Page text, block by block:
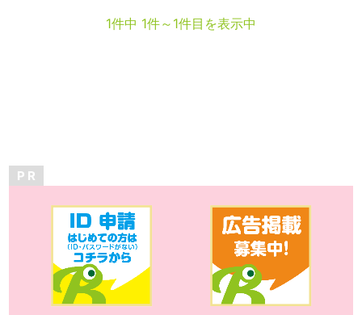
1件中 1件～1件目を表示中
P R